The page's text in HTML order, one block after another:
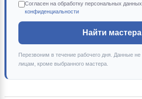
Согласен на обработку персональных
конфиденциальности
Найти мастера
Перезвоним в течение рабочего дня. Данные
лицам, кроме выбранного мастера.